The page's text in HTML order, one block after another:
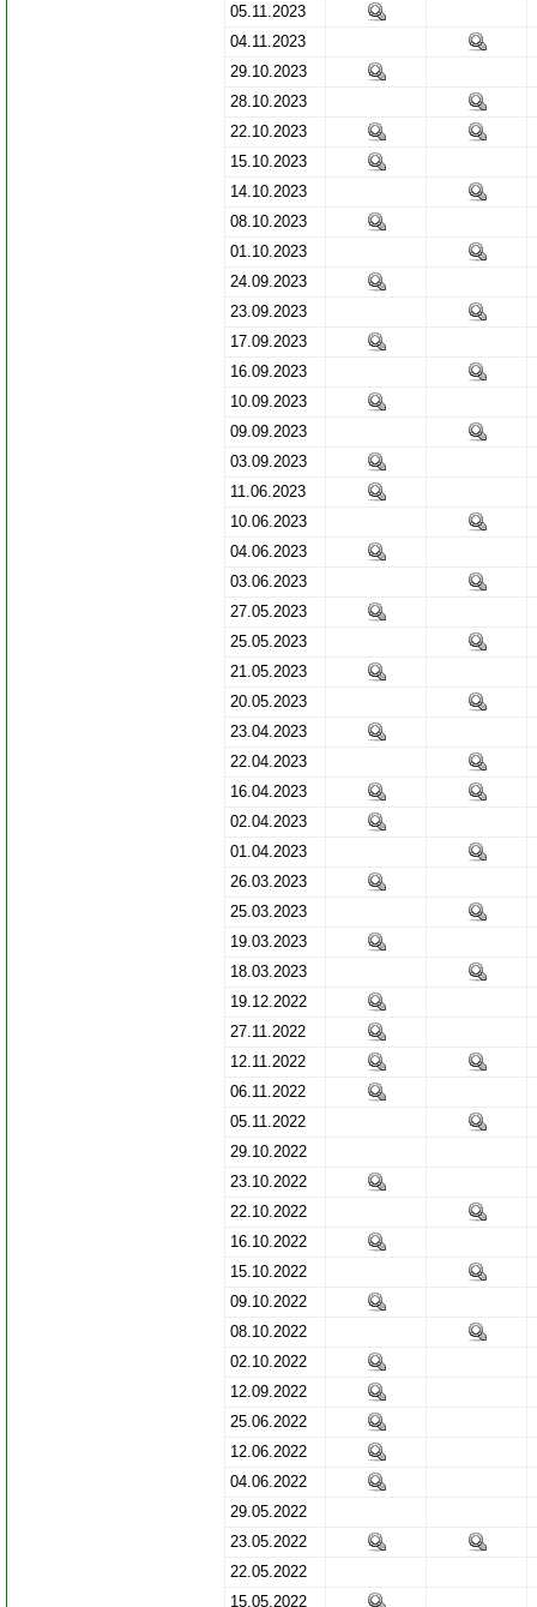
05.11.2023
04.11.2023
29.10.2023
28.10.2023
22.10.2023
15.10.2023
14.10.2023
08.10.2023
01.10.2023
24.09.2023
23.09.2023
17.09.2023
16.09.2023
10.09.2023
09.09.2023
03.09.2023
11.06.2023
10.06.2023
04.06.2023
03.06.2023
27.05.2023
25.05.2023
21.05.2023
20.05.2023
23.04.2023
22.04.2023
16.04.2023
02.04.2023
01.04.2023
26.03.2023
25.03.2023
19.03.2023
18.03.2023
19.12.2022
27.11.2022
12.11.2022
06.11.2022
05.11.2022
29.10.2022
23.10.2022
22.10.2022
16.10.2022
15.10.2022
09.10.2022
08.10.2022
02.10.2022
12.09.2022
25.06.2022
12.06.2022
04.06.2022
29.05.2022
23.05.2022
22.05.2022
15.05.2022